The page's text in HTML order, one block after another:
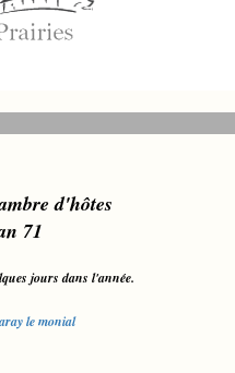
d'hôtes
71
jours dans l'année.
le monial